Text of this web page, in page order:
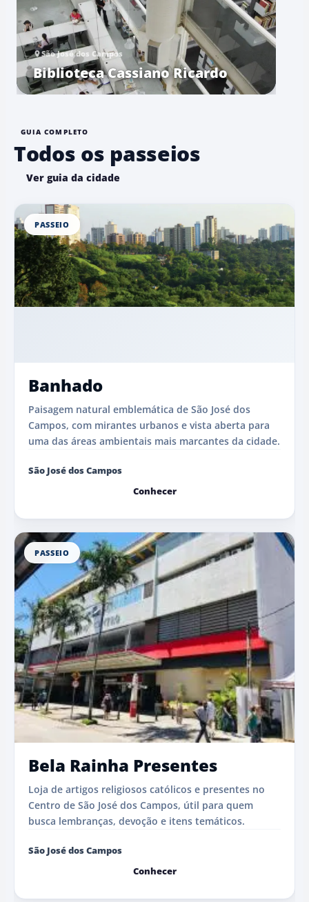
São José dos Campos
Biblioteca Cassiano Ricardo
GUIA COMPLETO
Todos os passeios
Ver guia da cidade
PASSEIO
Banhado
Paisagem natural emblemática de São José dos
Campos, com mirantes urbanos e vista aberta para
uma das áreas ambientais mais marcantes da cidade.
São José dos Campos
Conhecer
PASSEIO
Bela Rainha Presentes
Loja de artigos religiosos católicos e presentes no
Centro de São José dos Campos, útil para quem
busca lembranças, devoção e itens temáticos.
São José dos Campos
Conhecer